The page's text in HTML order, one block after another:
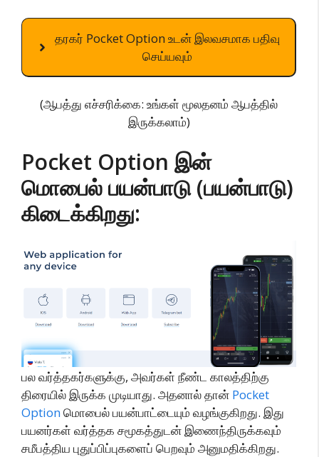
தரகர் Pocket Option உடன் இலவசமாக பதிவு
செய்யவும்
(ஆபத்து எச்சரிக்கை: உங்கள் மூலதனம் ஆபத்தில்
இருக்கலாம்)
Pocket Option இன்
மொபைல் பயன்பாடு (பயன்பாடு)
கிடைக்கிறது:
பல வர்த்தகர்களுக்கு, அவர்கள் நீண்ட காலத்திற்கு
திரையில் இருக்க முடியாது. அதனால் தான் Pocket
Optionமொபைல் பயன்பாட்டையும் வழங்குகிறது. இது
பயனர்கள் வர்த்தக சமூகத்துடன் இணைந்திருக்கவும்
சமீபத்திய புதுப்பிப்புகளைப் பெறவும் அனுமதிக்கிறது.